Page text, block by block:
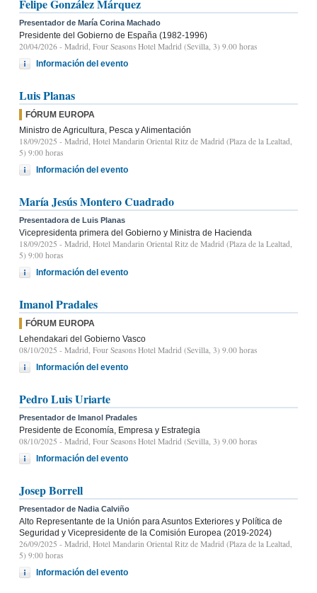
Felipe González Márquez
Presentador de María Corina Machado
Presidente del Gobierno de España (1982-1996)
20/04/2026 - Madrid, Four Seasons Hotel Madrid (Sevilla, 3) 9.00 horas
Información del evento
Luis Planas
FÓRUM EUROPA
Ministro de Agricultura, Pesca y Alimentación
18/09/2025 - Madrid, Hotel Mandarin Oriental Ritz de Madrid (Plaza de la Lealtad,
5) 9:00 horas
Información del evento
María Jesús Montero Cuadrado
Presentadora de Luis Planas
Vicepresidenta primera del Gobierno y Ministra de Hacienda
18/09/2025 - Madrid, Hotel Mandarin Oriental Ritz de Madrid (Plaza de la Lealtad,
5) 9:00 horas
Información del evento
Imanol Pradales
FÓRUM EUROPA
Lehendakari del Gobierno Vasco
08/10/2025 - Madrid, Four Seasons Hotel Madrid (Sevilla, 3) 9.00 horas
Información del evento
Pedro Luis Uriarte
Presentador de Imanol Pradales
Presidente de Economía, Empresa y Estrategia
08/10/2025 - Madrid, Four Seasons Hotel Madrid (Sevilla, 3) 9.00 horas
Información del evento
Josep Borrell
Presentador de Nadia Calviño
Alto Representante de la Unión para Asuntos Exteriores y Política de
Seguridad y Vicepresidente de la Comisión Europea (2019-2024)
26/09/2025 - Madrid, Hotel Mandarin Oriental Ritz de Madrid (Plaza de la Lealtad,
5) 9:00 horas
Información del evento